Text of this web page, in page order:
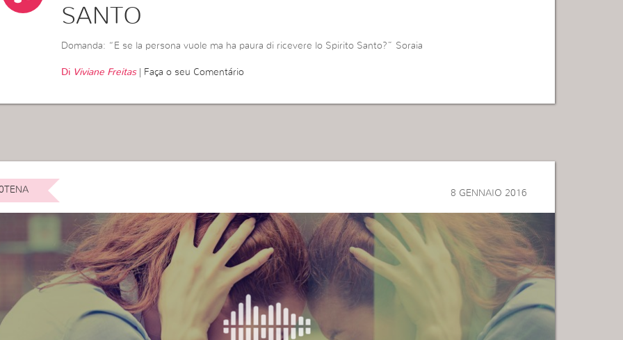
SANTO
Domanda: “E se la persona vuole ma ha paura di ricevere lo Spirito Santo?” Soraia
Di Viviane Freitas| Faça o seu Comentário
8 GENNAIO 2016